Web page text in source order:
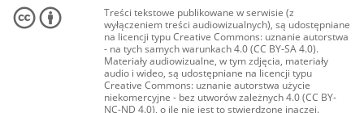
Treści tekstowe publikowane w serwisie (z
wyłączeniem treści audiowizualnych), są udostępniane
na licencji typu Creative Commons: uznanie autorstwa
- na tych samych warunkach 4.0 (CC BY-SA 4.0).
Materiały audiowizualne, w tym zdjęcia, materiały
audio i wideo, są udostępniane na licencji typu
Creative Commons: uznanie autorstwa użycie
niekomercyjne - bez utworów zależnych 4.0 (CC BY-
NC-ND 4.0), o ile nie jest to stwierdzone inaczej.